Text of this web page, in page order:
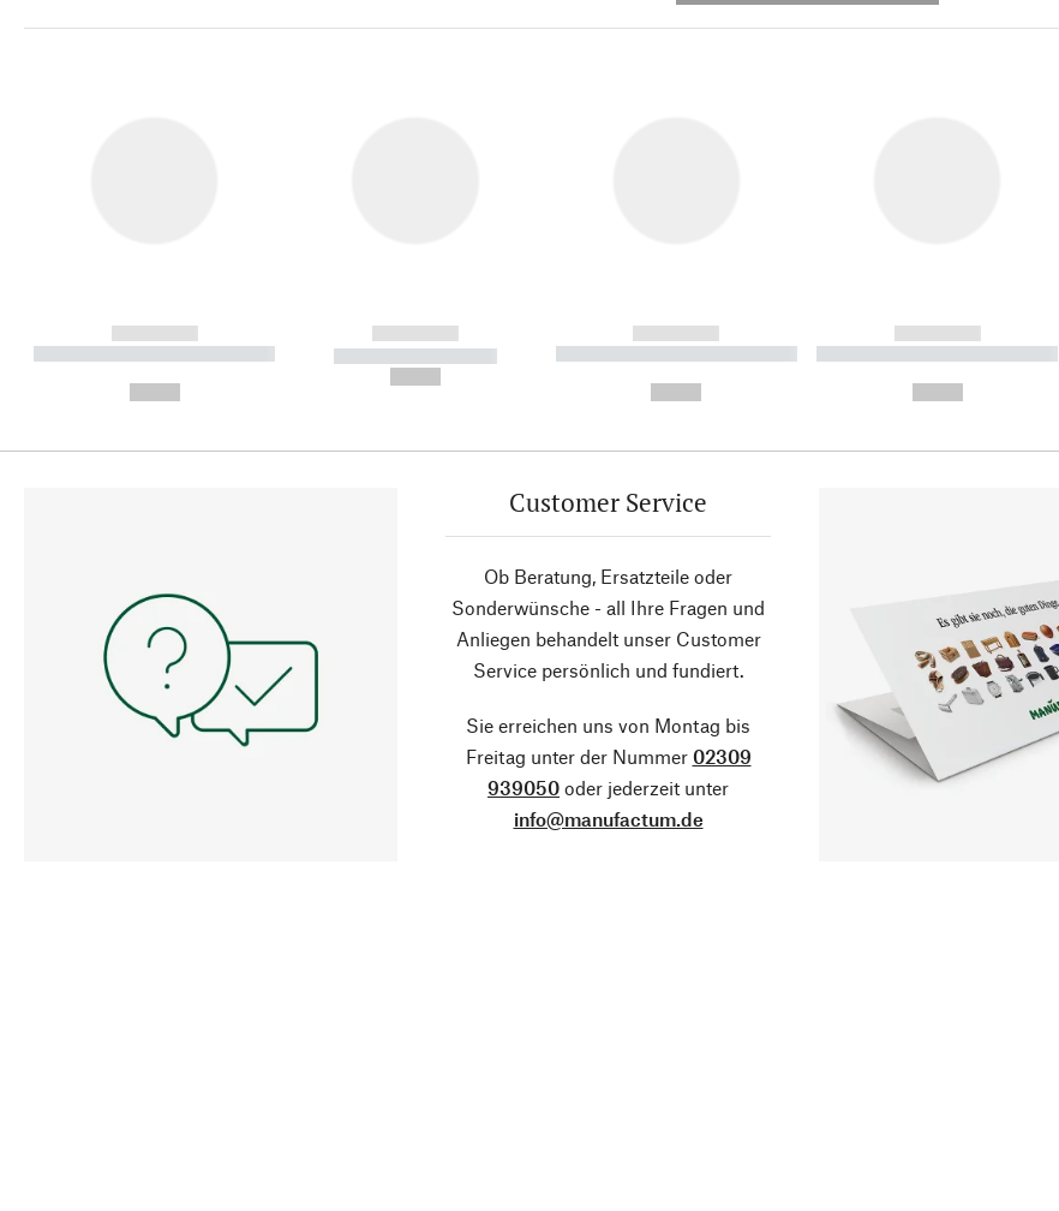
------------
----------- ----------- ----------
------------
----------- -----------
------------
----------- ----------- ----------
------------
----------- ----------- ----------
Customer Service
Ob Beratung, Ersatzteile oder
Sonderwünsche - all Ihre Fragen und
Anliegen behandelt unser Customer
Service persönlich und fundiert.
Sie erreichen uns von Montag bis
Freitag unter der Nummer 02309
939050 oder jederzeit unter
info@manufactum.de